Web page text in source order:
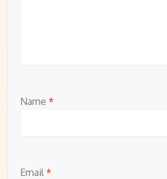
Name *
Email *